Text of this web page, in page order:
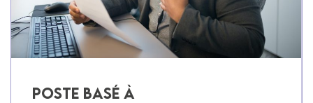
Poste basé à